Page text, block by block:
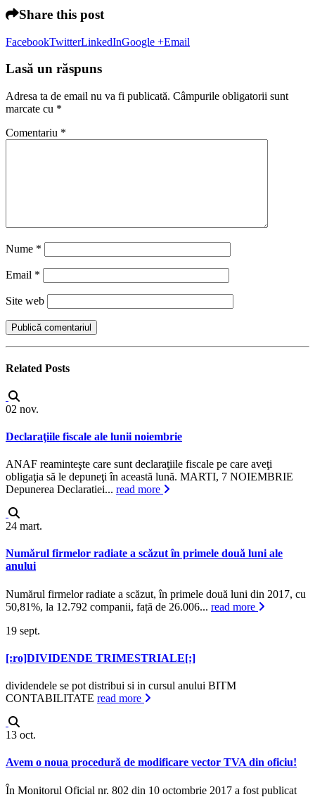
Share this post
FacebookTwitterLinkedInGoogle +Email
Lasă un răspuns
Adresa ta de email nu va fi publicată. Câmpurile obligatorii sunt
marcate cu *
Comentariu *
Nume *
Email *
Site web
Related Posts
02 nov.
Declaraţiile fiscale ale lunii noiembrie
ANAF reaminteşte care sunt declaraţiile fiscale pe care aveţi
obligaţia să le depuneţi în această lună. MARTI, 7 NOIEMBRIE
Depunerea Declaratiei... read more
24 mart.
Numărul firmelor radiate a scăzut în primele două luni ale
anului
Numărul firmelor radiate a scăzut, în primele două luni din 2017, cu
50,81%, la 12.792 companii, față de 26.006... read more
19 sept.
[:ro]DIVIDENDE TRIMESTRIALE[:]
dividendele se pot distribui si in cursul anului BITM
CONTABILITATE read more
13 oct.
Avem o noua procedură de modificare vector TVA din oficiu!
În Monitorul Oficial nr. 802 din 10 octombrie 2017 a fost publicat